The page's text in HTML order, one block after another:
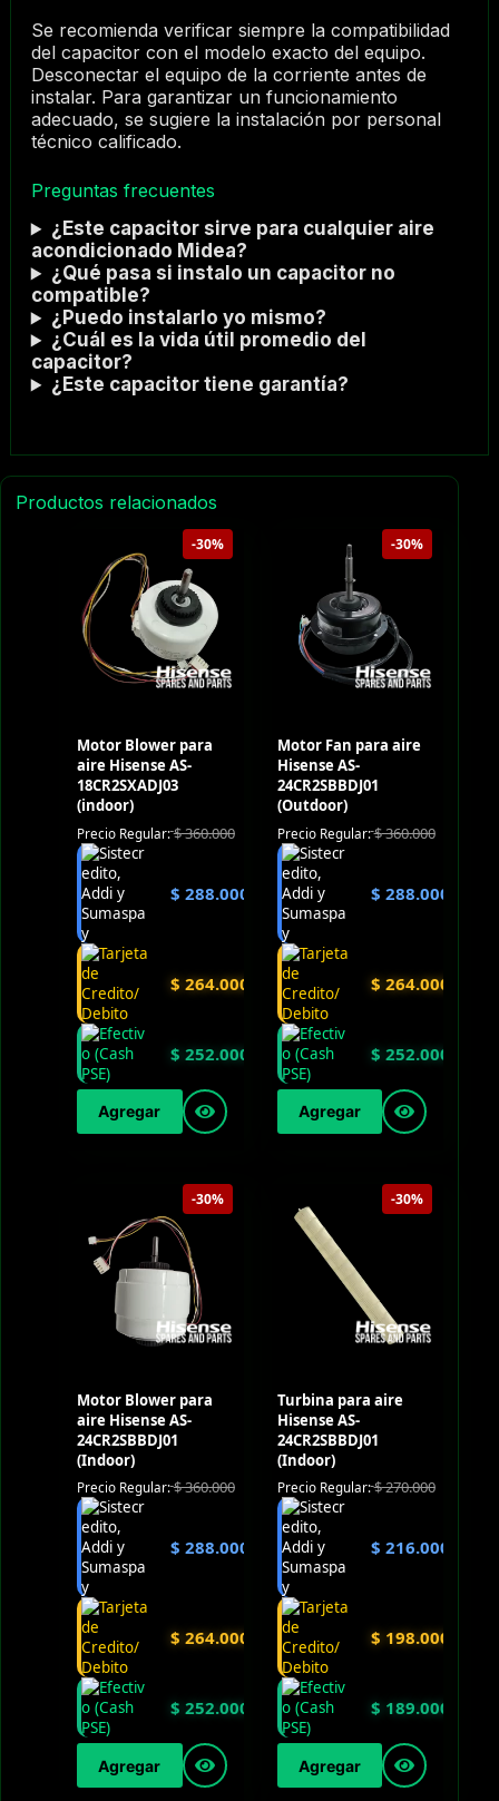
Se recomienda verificar siempre la compatibilidad
del capacitor con el modelo exacto del equipo.
Desconectar el equipo de la corriente antes de
instalar. Para garantizar un funcionamiento
adecuado, se sugiere la instalación por personal
técnico calificado.
Preguntas frecuentes
¿Este capacitor sirve para cualquier aire
acondicionado Midea?
¿Qué pasa si instalo un capacitor no
compatible?
¿Puedo instalarlo yo mismo?
¿Cuál es la vida útil promedio del
capacitor?
¿Este capacitor tiene garantía?
Productos relacionados
-30%
Motor Blower para
aire Hisense AS-
18CR2SXADJ03
(indoor)
Precio Regular:$360.000
$ 288.000
$ 264.000
$ 252.000
Agregar
-30%
Motor Fan para aire
Hisense AS-
24CR2SBBDJ01
(Outdoor)
Precio Regular:$360.000
$ 288.000
$ 264.000
$ 252.000
Agregar
-30%
Motor Blower para
aire Hisense AS-
24CR2SBBDJ01
(Indoor)
Precio Regular:$360.000
$ 288.000
$ 264.000
$ 252.000
Agregar
-30%
Turbina para aire
Hisense AS-
24CR2SBBDJ01
(Indoor)
Precio Regular:$270.000
$ 216.000
$ 198.000
$ 189.000
Agregar